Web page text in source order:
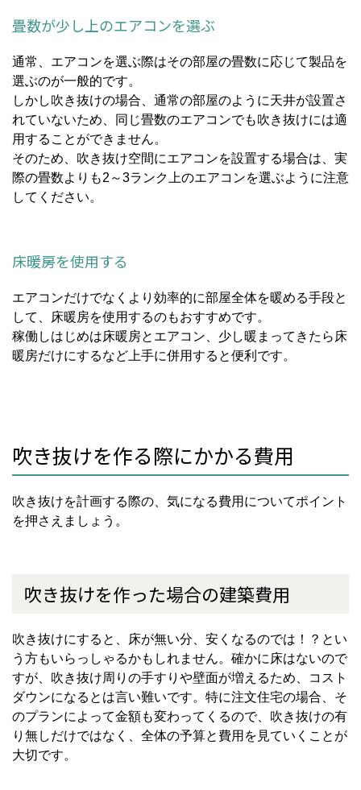
畳数が少し上のエアコンを選ぶ
通常、エアコンを選ぶ際はその部屋の畳数に応じて製品を
選ぶのが一般的です。
しかし吹き抜けの場合、通常の部屋のように天井が設置さ
れていないため、同じ畳数のエアコンでも吹き抜けには適
用することができません。
そのため、吹き抜け空間にエアコンを設置する場合は、実
際の畳数よりも2～3ランク上のエアコンを選ぶように注意
してください。
床暖房を使用する
エアコンだけでなくより効率的に部屋全体を暖める手段と
して、床暖房を使用するのもおすすめです。
稼働しはじめは床暖房とエアコン、少し暖まってきたら床
暖房だけにするなど上手に併用すると便利です。
吹き抜けを作る際にかかる費用
吹き抜けを計画する際の、気になる費用についてポイント
を押さえましょう。
吹き抜けを作った場合の建築費用
吹き抜けにすると、床が無い分、安くなるのでは！？とい
う方もいらっしゃるかもしれません。確かに床はないので
すが、吹き抜け周りの手すりや壁面が増えるため、コスト
ダウンになるとは言い難いです。特に注文住宅の場合、そ
のプランによって金額も変わってくるので、吹き抜けの有
り無しだけではなく、全体の予算と費用を見ていくことが
大切です。